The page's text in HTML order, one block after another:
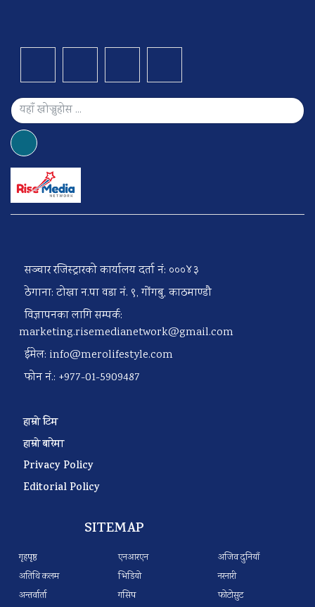
सञ्चार रजिस्ट्रारको कार्यालय दर्ता नं: ०००४३
ठेगाना: टोखा न.पा वडा नं. ९, गोंगबु, काठमाण्डौ
विज्ञापनका लागि सम्पर्क:
marketing.risemedianetwork@gmail.com
ईमेल: info@merolifestyle.com
फोन नं.: +977-01-5909487
हाम्रो टिम
हाम्रो बारेमा
Privacy Policy
Editorial Policy
SITEMAP
गृहपृष्ठ
अतिथि कलम
अन्तर्वार्ता
एनआरएन
भिडियो
गसिप
अजिव दुनियाँ
नरनारी
फोटोसुट